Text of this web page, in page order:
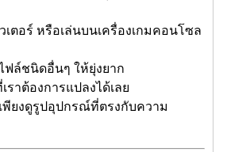
ตอร์ หรือเล่นบนเครื่องเกมคอนโซล
ฟล์ชนิดอื่นๆ ให้ยุ่งยาก
ราต้องการแปลงได้เลย
พียงดูรูปอุปกรณ์ที่ตรงกับความ